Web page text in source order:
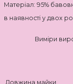
Матеріал: 95%
в наявності у двох
Виміри
Довжина майки